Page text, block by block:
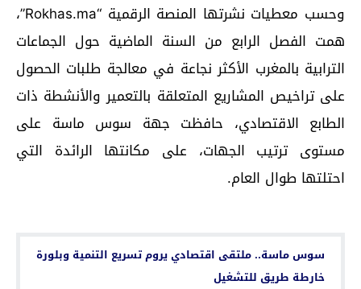
وحسب معطيات نشرتها المنصة الرقمية “Rokhas.ma”،
همت الفصل الرابع من السنة الماضية حول الجماعات
الترابية بالمغرب الأكثر نجاعة في معالجة طلبات الحصول
على تراخيص المشاريع المتعلقة بالتعمير والأنشطة ذات
الطابع الاقتصادي، حافظت جهة سوس ماسة على
مستوى ترتيب الجهات، على مكانتها الرائدة التي
احتلتها طوال العام.
سوس ماسة.. ملتقى اقتصادي يروم تسريع التنمية وبلورة
خارطة طريق للتشغيل